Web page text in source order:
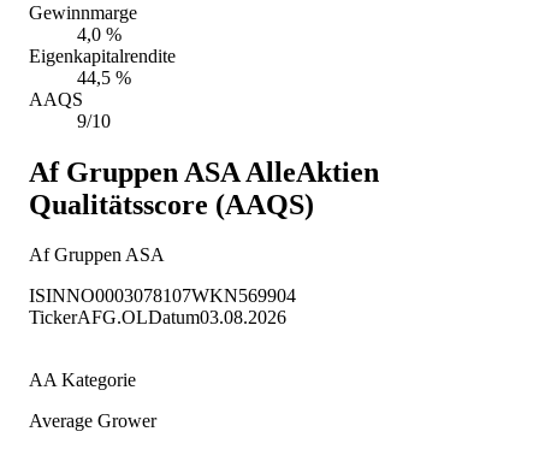
Gewinnmarge
4,0 %
Eigenkapitalrendite
44,5 %
AAQS
9/10
Af Gruppen ASA AlleAktien
Qualitätsscore (AAQS)
Af Gruppen ASA
ISINNO0003078107WKN569904
TickerAFG.OLDatum03.08.2026
AA Kategorie
Average Grower